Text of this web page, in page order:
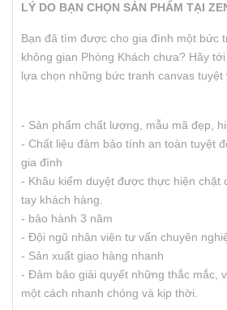
LÝ DO BẠN CHỌN SẢN PHẨM TẠI
Bạn đã tìm được cho gia đình một bức
không gian Phòng Khách chưa? Hãy
lựa chọn những bức tranh canvas tuyệt
- Sản phẩm chất lượng, mẫu mã đẹp,
- Chất liệu đảm bảo tính an toàn tuyệt
gia đình
- Khâu kiểm duyệt được thực hiện chặt
tay khách hàng.
- bảo hành 3 năm
- Đội ngũ nhân viên tư vấn chuyên
- Sản xuất giao hàng nhanh
- Đảm bảo giải quyết những thắc mắc,
một cách nhanh chóng và kịp thời.